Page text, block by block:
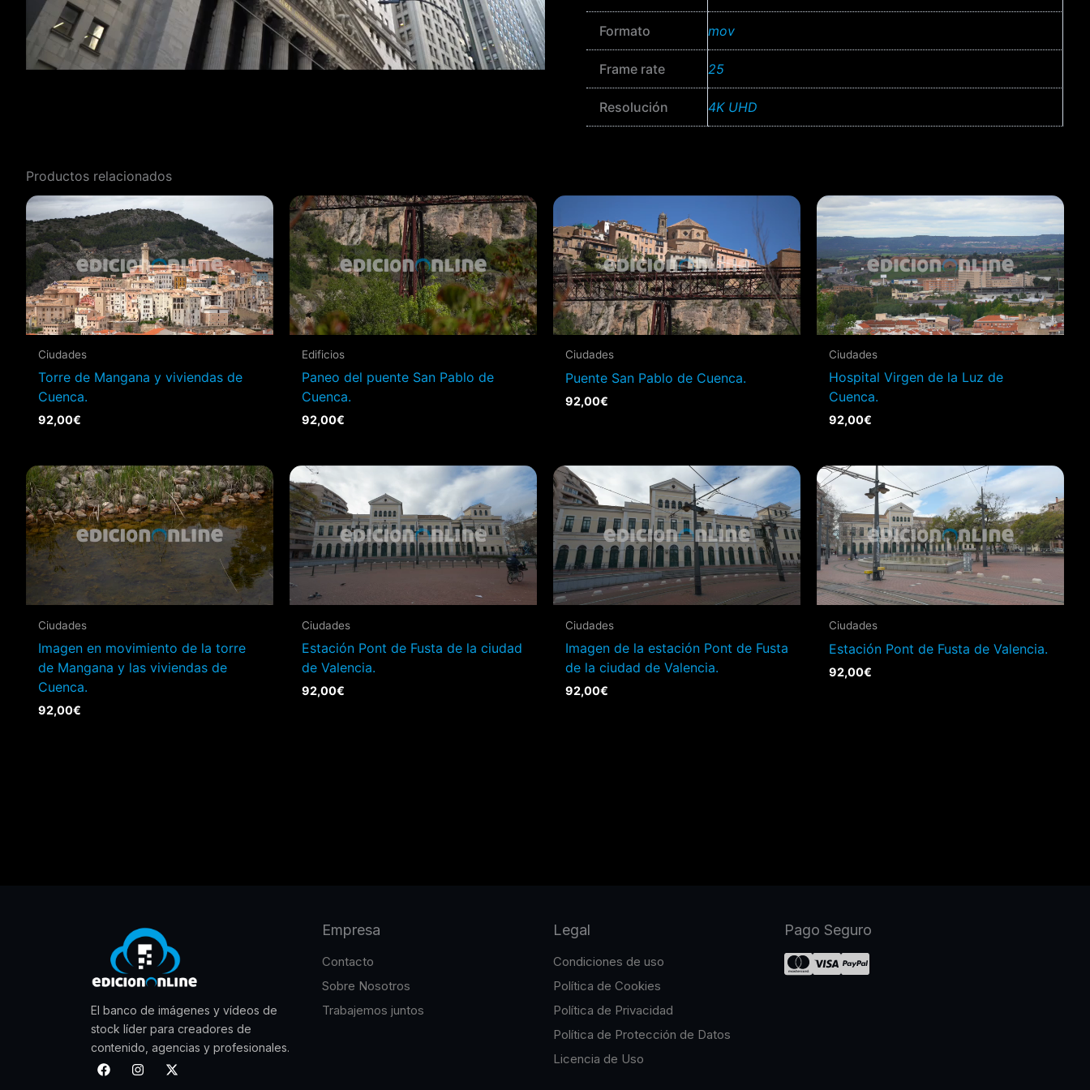
Formato mov
Frame rate 25
Resolución 4K UHD
Productos relacionados
Ciudades
Torre de Mangana y viviendas de
Cuenca.
92,00€
Edificios
Paneo del puente San Pablo de
Cuenca.
92,00€
Ciudades
Puente San Pablo de Cuenca.
92,00€
Ciudades
Hospital Virgen de la Luz de
Cuenca.
92,00€
Ciudades
Imagen en movimiento de la torre
de Mangana y las viviendas de
Cuenca.
92,00€
Ciudades
Estación Pont de Fusta de la ciudad
de Valencia.
92,00€
Ciudades
Imagen de la estación Pont de Fusta
de la ciudad de Valencia.
92,00€
Ciudades
Estación Pont de Fusta de Valencia.
92,00€
El banco de imágenes y vídeos de
stock líder para creadores de
contenido, agencias y profesionales.
F
a
I
n
X
-
Empresa
Contacto
Sobre Nosotros
Trabajemos juntos
Legal
Condiciones de uso
Política de Cookies
Política de Privacidad
Política de Protección de Datos
Licencia de Uso
Pago Seguro